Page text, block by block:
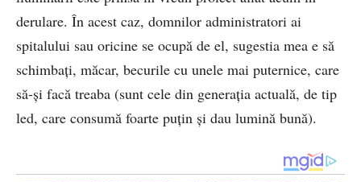
derulare. În acest caz, domnilor administratori ai
spitalului sau oricine se ocupă de el, sugestia mea e să
schimbați, măcar, becurile cu unele mai puternice, care
să-și facă treaba (sunt cele din generația actuală, de tip
led, care consumă foarte puțin și dau lumină bună).